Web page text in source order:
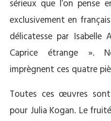
sérieux que l’on pense
exclusivement en
délicatesse par Isabelle
Caprice étrange ».
imprègnent ces quatre
Toutes ces œuvres
pour Julia Kogan. Le